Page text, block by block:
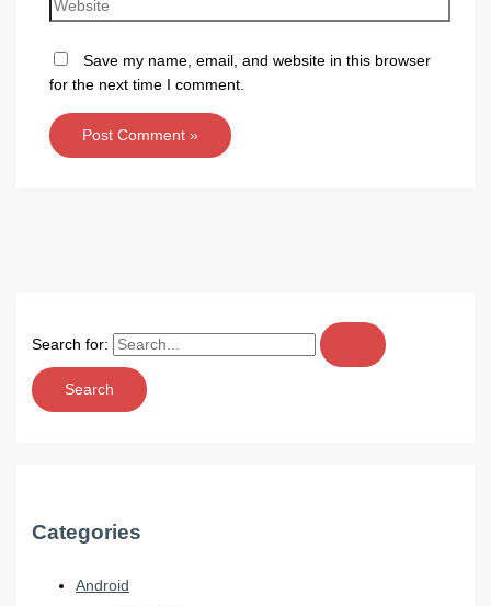
Save my name, email, and website in this browser
for the next time I comment.
Search for:
Categories
Android